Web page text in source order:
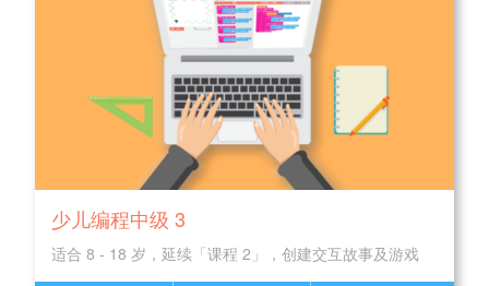
少儿编程中级 3
适合 8 - 18 岁，延续「课程 2」，创建交互故事及游戏